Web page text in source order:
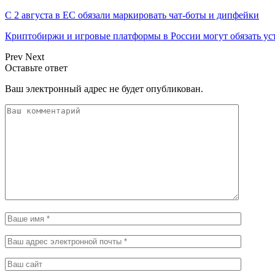
С 2 августа в ЕС обязали маркировать чат-боты и дипфейки
Криптобиржи и игровые платформы в России могут обязать
Prev Next
Оставьте ответ
Ваш электронный адрес не будет опубликован.